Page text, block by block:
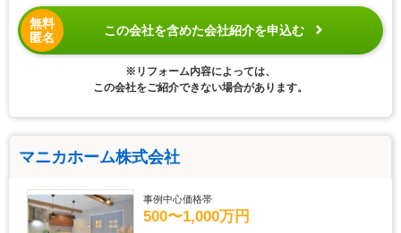
無料
匿名
この会社を含めた会社紹介を申込む
※リフォーム内容によっては、
この会社をご紹介できない場合があります。
マニカホーム株式会社
事例中心価格帯
500〜1,000万円